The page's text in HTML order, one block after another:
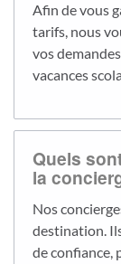
Afin de vous
tarifs, nous
vos
vacances
Quels
la
Nos
destination.
de confiance,